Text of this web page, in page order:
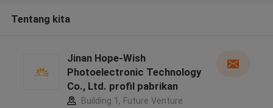
Tentang kita
Jinan Hope-Wish
Photoelectronic Technology
Co., Ltd. profil pabrikan
Building 1, Future Venture